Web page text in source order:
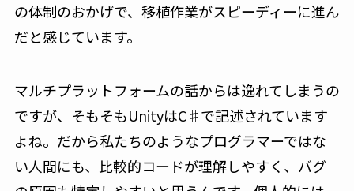
の体制のおかげで、移植作業がスピーディーに進ん
だと感じています。
マルチプラットフォームの話からは逸れてしまうの
ですが、そもそもUnityはC♯で記述されています
よね。だから私たちのようなプログラマーではな
い人間にも、比較的コードが理解しやすく、バグ